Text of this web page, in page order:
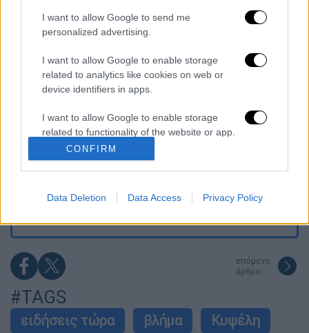
I want to allow Google to send me
personalized advertising.
I want to allow Google to enable storage
related to analytics like cookies on web or
device identifiers in apps.
I want to allow Google to enable storage
related to functionality of the website or app.
I want to allow Google to enable storage
related to personalization.
I want to allow Google to enable storage
CONFIRM
Data Deletion Data Access Privacy Policy
«Δεν υπήρξε τεχνικό πρόβλημα»: Τι
κατέθεσαν οι δύο τραυματίες από τη
σύγκρουση των ελικοπτέρων στη Ψάθα
Μακελειό στη Βόρεια Καρολίνα ύστερα από
πυροβολισμούς: Νεκροί και τραυματίες
«Θα σκοτώσουμε τον γιο σου»: Ήρθαν οι
τηλεφωνικές απάτες με AI deepfake - Πώς
να προστατευτείτε
συγκλονιστική ιστορία μητέρας μετά από
τσιμπήματα δηλητηριώδους αράχνης
επόμενο
άρθρο
#TAGS
ειδήσεις τώρα βλήμα Κυψέλη